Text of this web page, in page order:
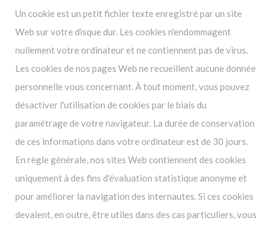
Un cookie est un petit fichier texte enregistré par un site
Web sur votre disque dur. Les cookies n'endommagent
nullement votre ordinateur et ne contiennent pas de virus.
Les cookies de nos pages Web ne recueillent aucune donnée
personnelle vous concernant. À tout moment, vous pouvez
désactiver l'utilisation de cookies par le biais du
paramétrage de votre navigateur. La durée de conservation
de ces informations dans votre ordinateur est de 30 jours.
En règle générale, nos sites Web contiennent des cookies
uniquement à des fins d'évaluation statistique anonyme et
pour améliorer la navigation des internautes. Si ces cookies
devaient, en outre, être utiles dans des cas particuliers, vous